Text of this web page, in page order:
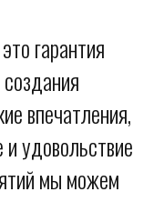
гарантия
впечатления,
удовольствие
мы можем